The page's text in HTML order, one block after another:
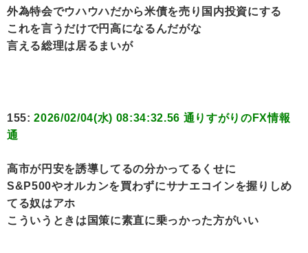
外為特会でウハウハだから米債を売り国内投資にする
これを言うだけで円高になるんだがな
言える総理は居るまいが
155:2026/02/04(水) 08:34:32.56 通りすがりのFX情報
通
高市が円安を誘導してるの分かってるくせに
S&P500やオルカンを買わずにサナエコインを握りしめ
てる奴はアホ
こういうときは国策に素直に乗っかった方がいい